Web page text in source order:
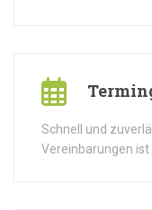
Schnell und
Vereinbarungen